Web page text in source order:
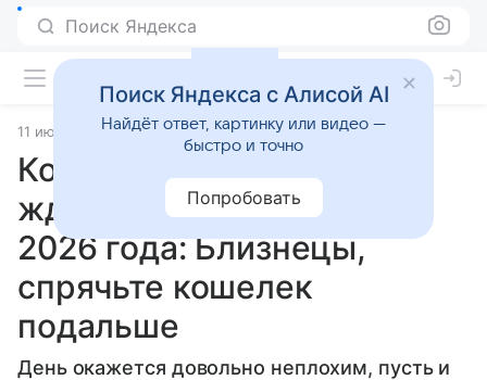
Поиск Яндекса
11 июня 2026 Источник: Гороскопы Mail Статьи
Кого из знаков зодиака
ждут трудности 12 июня
2026 года: Близнецы,
спрячьте кошелек
подальше
День окажется довольно неплохим, пусть и
Поиск Яндекса с Алисой AI
Найдёт ответ, картинку или видео —
быстро и точно
Попробовать